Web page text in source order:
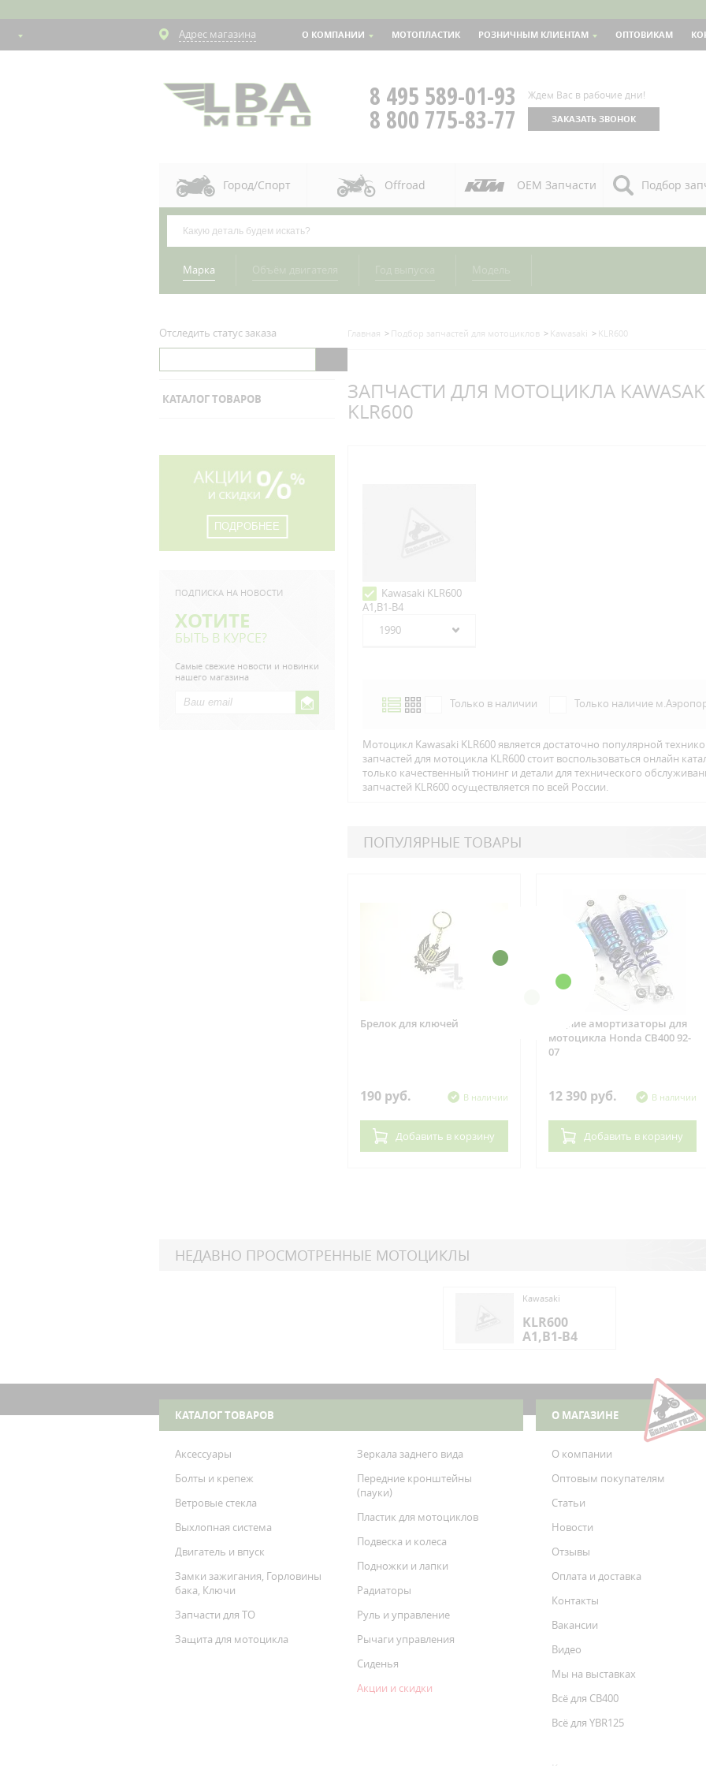
Адрес магазина О КОМПАНИИ МОТОПЛАСТИК РОЗНИЧНЫМ КЛИЕНТАМ ОПТОВИКАМ
8 495 589-01-93
8 800 775-83-77
Ждем Вас в рабочие дни!
ЗАКАЗАТЬ ЗВОНОК
Город/Спорт Offroad OEM Запчасти Подбор
Марка
Отследить статус заказа
КАТАЛОГ ТОВАРОВ
ПОДРОБНЕЕ
ПОДПИСКА НА НОВОСТИ
ХОТИТЕ
БЫТЬ В КУРСЕ?
Самые свежие новости и новинки
нашего магазина
Главная Подбор запчастей для мотоциклов Kawasaki KLR600
ЗАПЧАСТИ ДЛЯ МОТОЦИКЛА
KLR600
Kawasaki KLR600
A1,B1-B4
1990
Только в наличии Только наличие
Мотоцикл Kawasaki KLR600 является достаточно популярной
запчастей для мотоцикла KLR600 стоит воспользоваться онлайн
только качественный тюнинг и детали для технического
запчастей KLR600 осуществляется по всей Росcии.
ПОПУЛЯРНЫЕ ТОВАРЫ
Брелок для ключей
190 руб. В наличии
Добавить в корзину
Задние амортизаторы для
мотоцикла Honda CB400 92-
07
12 390 руб. В наличии
Добавить в корзину
НЕДАВНО ПРОСМОТРЕННЫЕ МОТОЦИКЛЫ
Kawasaki
KLR600
A1,B1-B4
KLR600
КАТАЛОГ ТОВАРОВ
Аксессуары
Болты и крепеж
Ветровые стекла
Выхлопная система
Двигатель и впуск
Замки зажигания, Горловины
бака, Ключи
Запчасти для ТО
Защита для мотоцикла
Зеркала заднего вида
Передние кронштейны
(пауки)
Пластик для мотоциклов
Подвеска и колеса
Подножки и лапки
Радиаторы
Руль и управление
Рычаги управления
Сиденья
Акции и скидки
О МАГАЗИНЕ
О компании
Оптовым покупателям
Статьи
Новости
Отзывы
Оплата и доставка
Контакты
Вакансии
Видео
Мы на выставках
Всё для CB400
Всё для YBR125